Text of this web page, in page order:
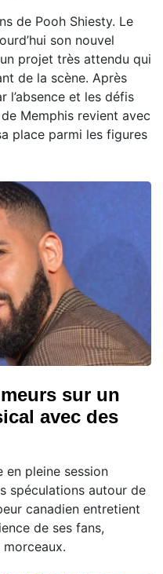
de Pooh Shiesty. Le
son nouvel
projet très attendu qui
de la scène. Après
l’absence et les défis
Memphis revient avec
place parmi les figures
sur un
avec des
en pleine session
spéculations autour de
canadien entretient
de ses fans,